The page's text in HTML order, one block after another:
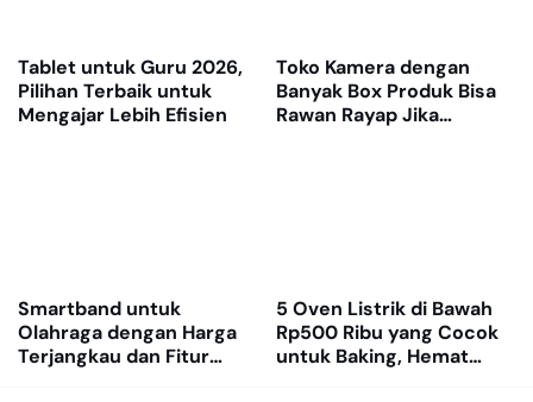
Tablet untuk Guru 2026,
Pilihan Terbaik untuk
Mengajar Lebih Efisien
Toko Kamera dengan
Banyak Box Produk Bisa
Rawan Rayap Jika
Smartband untuk
Olahraga dengan Harga
Terjangkau dan Fitur
5 Oven Listrik di Bawah
Rp500 Ribu yang Cocok
untuk Baking, Hemat